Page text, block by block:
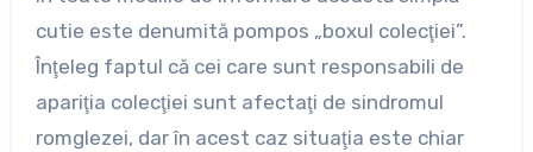
cutie este denumită pompos „boxul colecţiei”.
Înţeleg faptul că cei care sunt responsabili de
apariţia colecţiei sunt afectaţi de sindromul
romglezei, dar în acest caz situaţia este chiar